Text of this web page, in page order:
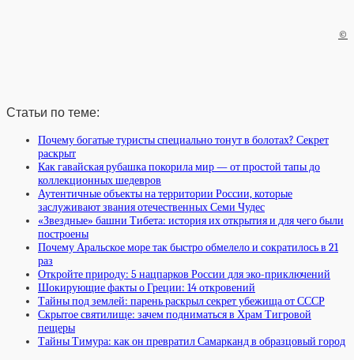
©
Статьи по теме:
Почему богатые туристы специально тонут в болотах? Секрет
раскрыт
Как гавайская рубашка покорила мир — от простой тапы до
коллекционных шедевров
Аутентичные объекты на территории России, которые
заслуживают звания отечественных Семи Чудес
«Звездные» башни Тибета: история их открытия и для чего были
построены
Почему Аральское море так быстро обмелело и сократилось в 21
раз
Откройте природу: 5 нацпарков России для эко-приключений
Шокирующие факты о Греции: 14 откровений
Тайны под землей: парень раскрыл секрет убежища от СССР
Скрытое святилище: зачем подниматься в Храм Тигровой
пещеры
Тайны Тимура: как он превратил Самарканд в образцовый город